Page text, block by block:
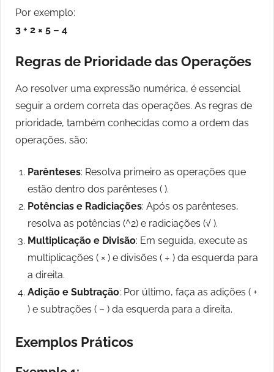
Por exemplo:
3 + 2 × 5 – 4
Regras de Prioridade das Operações
Ao resolver uma expressão numérica, é essencial
seguir a ordem correta das operações. As regras de
prioridade, também conhecidas como a ordem das
operações, são:
Parênteses: Resolva primeiro as operações que
estão dentro dos parênteses ( ).
Potências e Radiciações: Após os parênteses,
resolva as potências (^2) e radiciações (√ ).
Multiplicação e Divisão: Em seguida, execute as
multiplicações ( × ) e divisões ( ÷ ) da esquerda para
a direita.
Adição e Subtração: Por último, faça as adições ( +
) e subtrações ( – ) da esquerda para a direita.
Exemplos Práticos